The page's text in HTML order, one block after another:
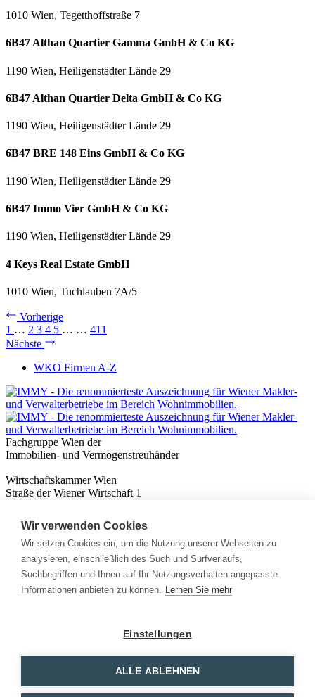
1010 Wien, Tegetthoffstraße 7
6B47 Althan Quartier Gamma GmbH & Co KG
1190 Wien, Heiligenstädter Lände 29
6B47 Althan Quartier Delta GmbH & Co KG
1190 Wien, Heiligenstädter Lände 29
6B47 BRE 148 Eins GmbH & Co KG
1190 Wien, Heiligenstädter Lände 29
6B47 Immo Vier GmbH & Co KG
1190 Wien, Heiligenstädter Lände 29
4 Keys Real Estate GmbH
1010 Wien, Tuchlauben 7A/5
Vorherige
1 … 2 3 4 5 … … 411
Nächste
WKO Firmen A-Z
Fachgruppe Wien der
Immobilien- und Vermögenstreuhänder
Wirtschaftskammer Wien
Straße der Wiener Wirtschaft 1
Nützliches
Immobilienwissen
Formulare & Rechner
Expert:innen
Info
Wir verwenden Cookies
Wir setzen Cookies ein, um die Nutzung unserer Webseiten zu
analysieren, einschließlich des Such und Surfverlaufs,
Suchbegriffen und Ihnen auf Ihr Nutzungsverhalten angepasste
Informationen anbieten zu können. Lernen Sie mehr
Einstellungen
ALLE ABLEHNEN